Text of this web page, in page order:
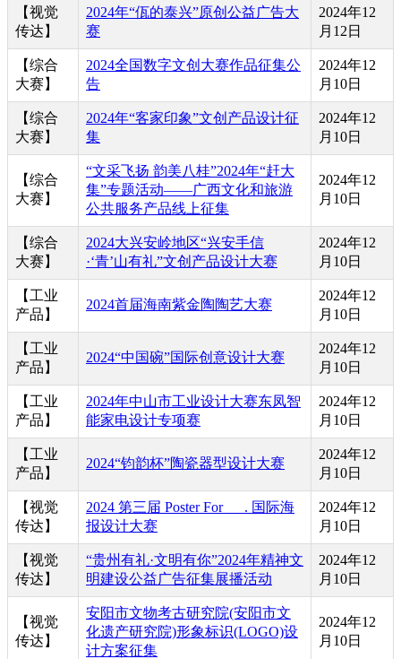
【视觉
传达】
2024年“佤的泰兴”原创公益广告大
赛
2024年12
月12日
【综合
大赛】
2024全国数字文创大赛作品征集公
告
2024年12
月10日
【综合
大赛】
2024年“客家印象”文创产品设计征
集
2024年12
月10日
【综合
大赛】
“文采飞扬 韵美八桂”2024年“赶大
集”专题活动——广西文化和旅游
公共服务产品线上征集
2024年12
月10日
【综合
大赛】
2024大兴安岭地区“兴安手信
·‘青’山有礼”文创产品设计大赛
2024年12
月10日
【工业
产品】
2024首届海南紫金陶陶艺大赛
2024年12
月10日
【工业
产品】
2024“中国碗”国际创意设计大赛
2024年12
月10日
【工业
产品】
2024年中山市工业设计大赛东凤智
能家电设计专项赛
2024年12
月10日
【工业
产品】
2024“钧韵杯”陶瓷器型设计大赛
2024年12
月10日
【视觉
传达】
2024 第三届 Poster For___. 国际海
报设计大赛
2024年12
月10日
【视觉
传达】
“贵州有礼·文明有你”2024年精神文
明建设公益广告征集展播活动
2024年12
月10日
【视觉
传达】
安阳市文物考古研究院(安阳市文
化遗产研究院)形象标识(LOGO)设
计方案征集
2024年12
月10日